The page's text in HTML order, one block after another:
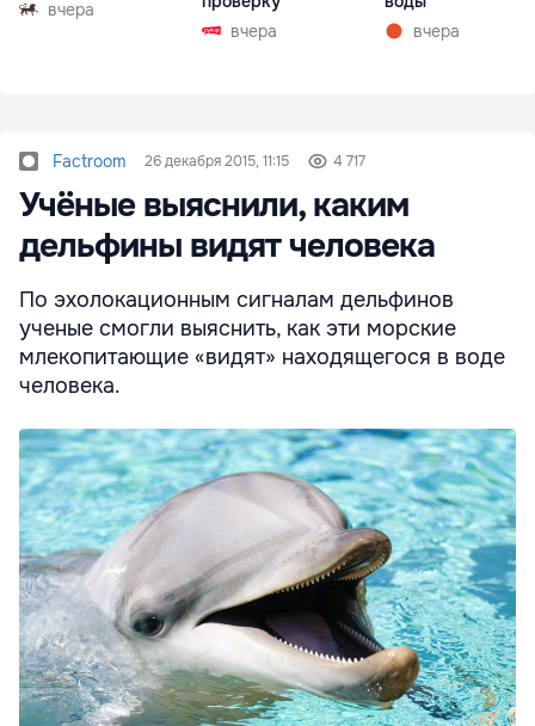
вчера
вчера
вчера
Factroom 26 декабря 2015, 11:15 4 717
Учёные выяснили, каким
дельфины видят человека
По эхолокационным сигналам дельфинов
ученые смогли выяснить, как эти морские
млекопитающие «видят» находящегося в воде
человека.